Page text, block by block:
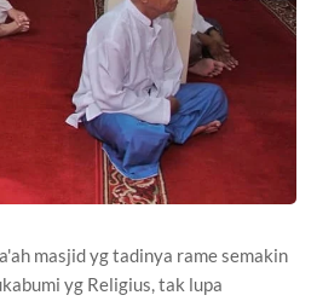
masjid yg tadinya rame semakin
yg Religius, tak lupa